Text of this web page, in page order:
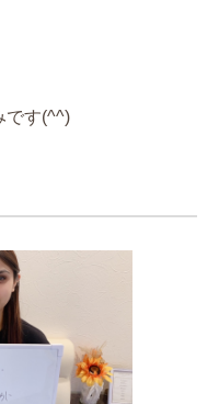
です(^^)